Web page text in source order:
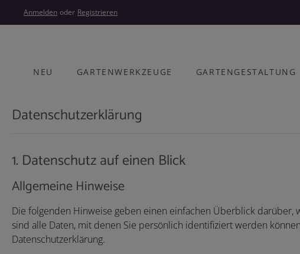
Hauptinhalt springen
Zur Hauptnavigation springen
Anmelden oder Registrieren
NEU GARTENWERKZEUGE GARTENGESTALTUNG
Datenschutzerklärung
1. Datenschutz auf einen Blick
Allgemeine Hinweise
Die folgenden Hinweise geben einen einfachen Überblick darüber,
sind alle Daten, mit denen Sie persönlich identifiziert werden
Datenschutzerklärung.